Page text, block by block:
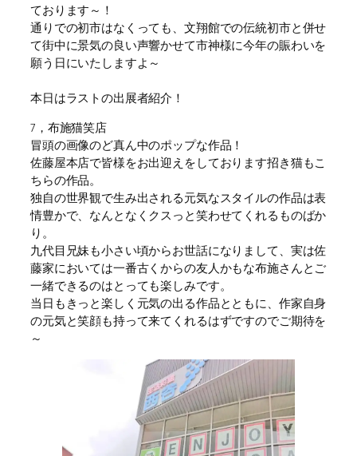
ております～！
通りでの初市はなくっても、文翔館での伝統初市と併せ
て街中に景気の良い声響かせて市神様に今年の賑わいを
願う日にいたしますよ～
本日はラストの出展者紹介！
7，布施猫笑店
冒頭の画像のど真ん中のポップな作品！
佐藤屋本店で皆様をお出迎えをしております招き猫もこ
ちらの作品。
独自の世界観で生み出される元気なスタイルの作品は表
情豊かで、なんとなくクスっと笑わせてくれるものばか
り。
九代目兄妹も小さい頃からお世話になりまして、実は佐
藤家においては一番古くからの友人かもな布施さんとご
一緒できるのはとっても楽しみです。
当日もきっと楽しく元気の出る作品とともに、作家自身
の元気と笑顔も持って来てくれるはずですのでご期待を
～